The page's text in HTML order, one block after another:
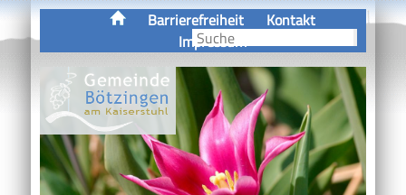
Barrierefreiheit
Kontakt
Impressum